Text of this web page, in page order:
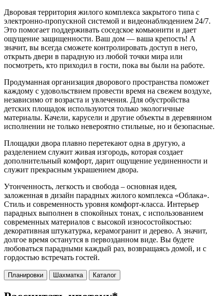
Дворовая территория жилого комплекса закрытого типа с
электронно-пропускной системой и видеонаблюдением 24/7.
Это помогает поддерживать соседское комьюнити и дает
ощущение защищенности. Ваш дом — ваша крепость! А
значит, вы всегда сможете контролировать доступ в него,
открыть двери в парадную из любой точки мира или
посмотреть, кто приходил в гости, пока вы были на работе.
Продуманная организация дворового пространства поможет
каждому с удовольствием провести время на свежем воздухе,
независимо от возраста и увлечения. Для обустройства
детских площадок используются только экологичные
материалы. Качели, карусели и другие объекты в деревянном
исполнении не только невероятно стильные, но и безопасные.
Площадки двора плавно перетекают одна в другую, а
разделением служит живая изгородь, которая создает
дополнительный комфорт, дарит ощущение уединенности и
служит прекрасным украшением двора.
Утонченность, легкость и свобода – основная идея,
заложенная в дизайн парадных жилого комплекса «Облака».
Стиль и современность уровня комфорт-класса. Интерьер
парадных выполнен в спокойных тонах, с использованием
современных материалов с высокой износостойкостью:
декоративная штукатурка, керамогранит и дерево. А значит,
долгое время останутся в первозданном виде. Вы будете
любоваться парадными каждый раз, возвращаясь домой, и с
гордостью встречать гостей.
Планировки Шахматка Каталог